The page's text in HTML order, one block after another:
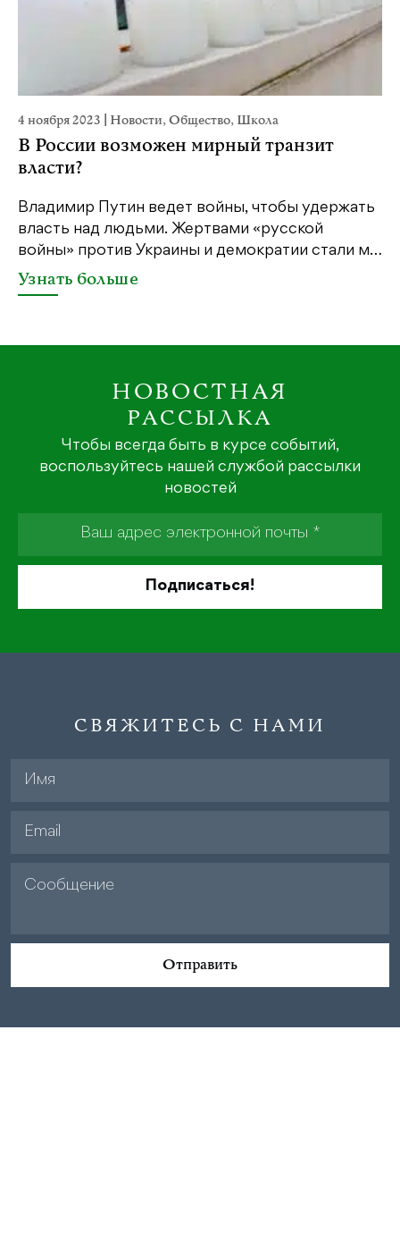
4 ноября 2023 Новости,Общество, Школа
В России возможен мирный транзит
власти?
Владимир Путин ведет войны, чтобы удержать
власть над людьми. Жертвами «русской
войны» против Украины и демократии стали м…
Узнать больше
НОВОСТНАЯ
РАССЫЛКА
Чтобы всегда быть в курсе событий,
воспользуйтесь нашей службой рассылки
новостей
СВЯЖИТЕСЬ С НАМИ
Отправить